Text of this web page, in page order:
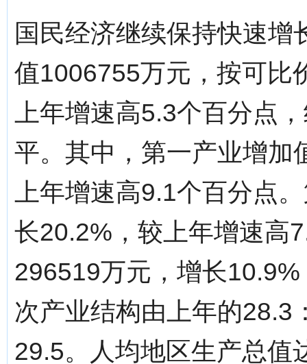
国民经济继续保持快速
值1006755万元，按可比
上年增速高5.3个百分点
平。其中，第一产业增加
上年增速高9.1个百分点
长20.2%，较上年增速高
296519万元，增长
次产业结构由上年的28.3
29.5。人均地区生产总值